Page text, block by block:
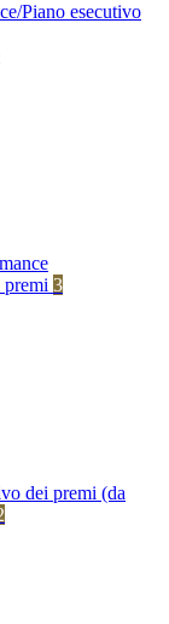
Piano esecutivo
premi 3
dei premi (da